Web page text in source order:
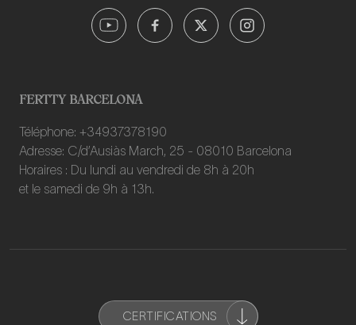
FERTTY BARCELONA
Téléphone: +34937378190
Adresse: C/d’Ausiàs March, 25 - 08010 Barcelona
Horaires : Du lundi au vendredi de 8h à 20h
et le samedi de 9h à 13h.
CERTIFICATIONS